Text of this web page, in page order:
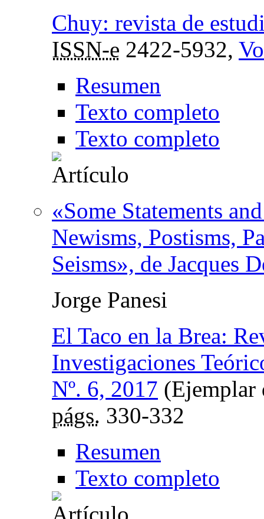
Chuy: revista de
ISSN-e 2422-5932,
Resumen
Texto completo
Texto completo
«Some Statements
Newisms, Postisms,
Seisms», de Jacques
Jorge Panesi
El Taco en la Brea:
Investigaciones
Nº. 6, 2017 (Ejemplar
págs. 330-332
Resumen
Texto completo